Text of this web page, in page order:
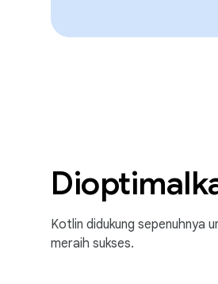
Kotlin didukung sepenuhnya
meraih sukses.